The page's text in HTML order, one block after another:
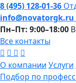
8 (495) 128-01-36
info@novatorgk.ru
Пн–Пт: 9:00–18:00
Все контакты
О компании Услуги
Подбор по